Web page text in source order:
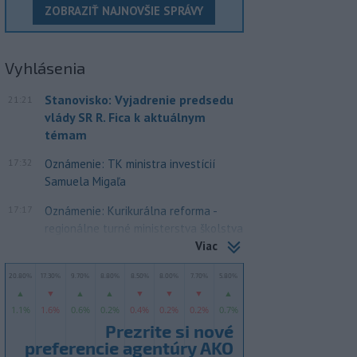
ZOBRAZIŤ NAJNOVŠIE SPRÁVY
Vyhlásenia
21:21
Stanovisko: Vyjadrenie predsedu
vlády SR R. Fica k aktuálnym
témam
17:32
Oznámenie: TK ministra investícií
Samuela Migaľa
Oznámenie: Kurikurálna reforma -
regionálne turné ministerstva školstva
Viac